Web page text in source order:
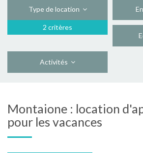
Type de location
2 critères
Activités
Montaione : location
pour les vacances